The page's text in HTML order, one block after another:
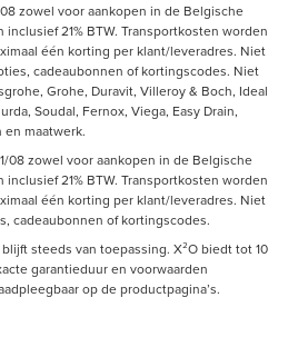
zowel voor aankopen in de Belgische
21% BTW. Transportkosten worden
één korting per klant/leveradres. Niet
cadeaubonnen of kortingscodes. Niet
Grohe, Duravit, Villeroy & Boch, Ideal
Soudal, Fernox, Viega, Easy Drain,
maatwerk.
08 zowel voor aankopen in de Belgische
21% BTW. Transportkosten worden
één korting per klant/leveradres. Niet
cadeaubonnen of kortingscodes.
steeds van toepassing. X²O biedt tot 10
garantieduur en voorwaarden
op de productpagina’s.